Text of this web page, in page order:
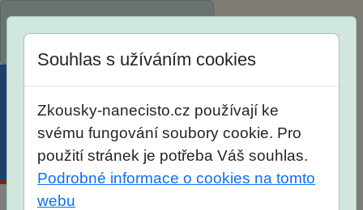
Menu Účet Košík
Souhlas s užíváním cookies
Zkousky-nanecisto.cz používají ke
svému fungování soubory cookie. Pro
použití stránek je potřeba Váš souhlas.
Podrobné informace o cookies na tomto
webu